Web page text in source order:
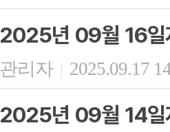
2025년 09월 16
관리자 | 2025.09.17
2025년 09월 14